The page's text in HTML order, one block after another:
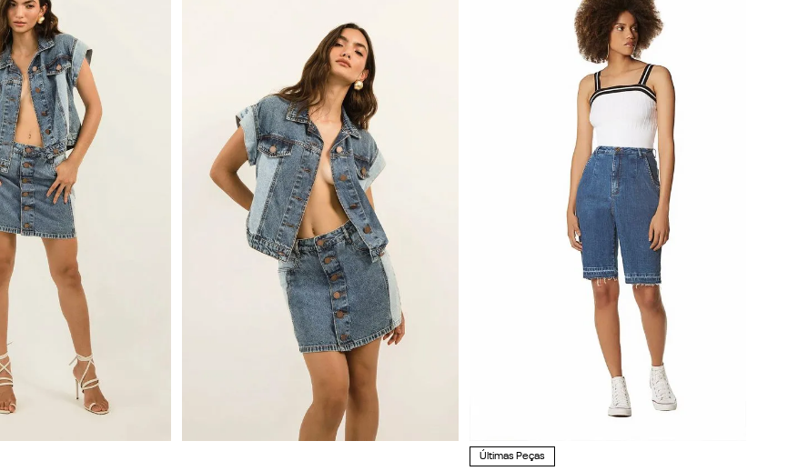
Últimas Peças